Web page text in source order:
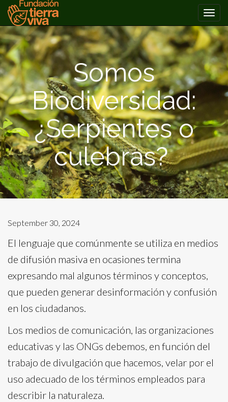
PRIMARY
MENU
Skip
to
content
Somos
Biodiversidad:
¿Serpientes o
culebras?
September 30, 2024
El lenguaje que comúnmente se utiliza en medios
de difusión masiva en ocasiones termina
expresando mal algunos términos y conceptos,
que pueden generar desinformación y confusión
en los ciudadanos.
Los medios de comunicación, las organizaciones
educativas y las ONGs debemos, en función del
trabajo de divulgación que hacemos, velar por el
uso adecuado de los términos empleados para
describir la naturaleza.